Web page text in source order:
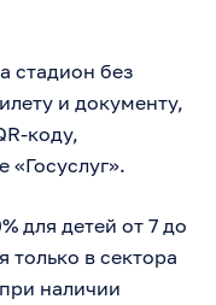
стадион без
и документу,
коду,
«Госуслуг».
для детей от 7 до
только в сектора
наличии